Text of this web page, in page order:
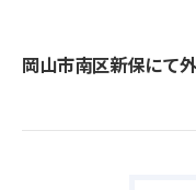
岡山市南区新保にて